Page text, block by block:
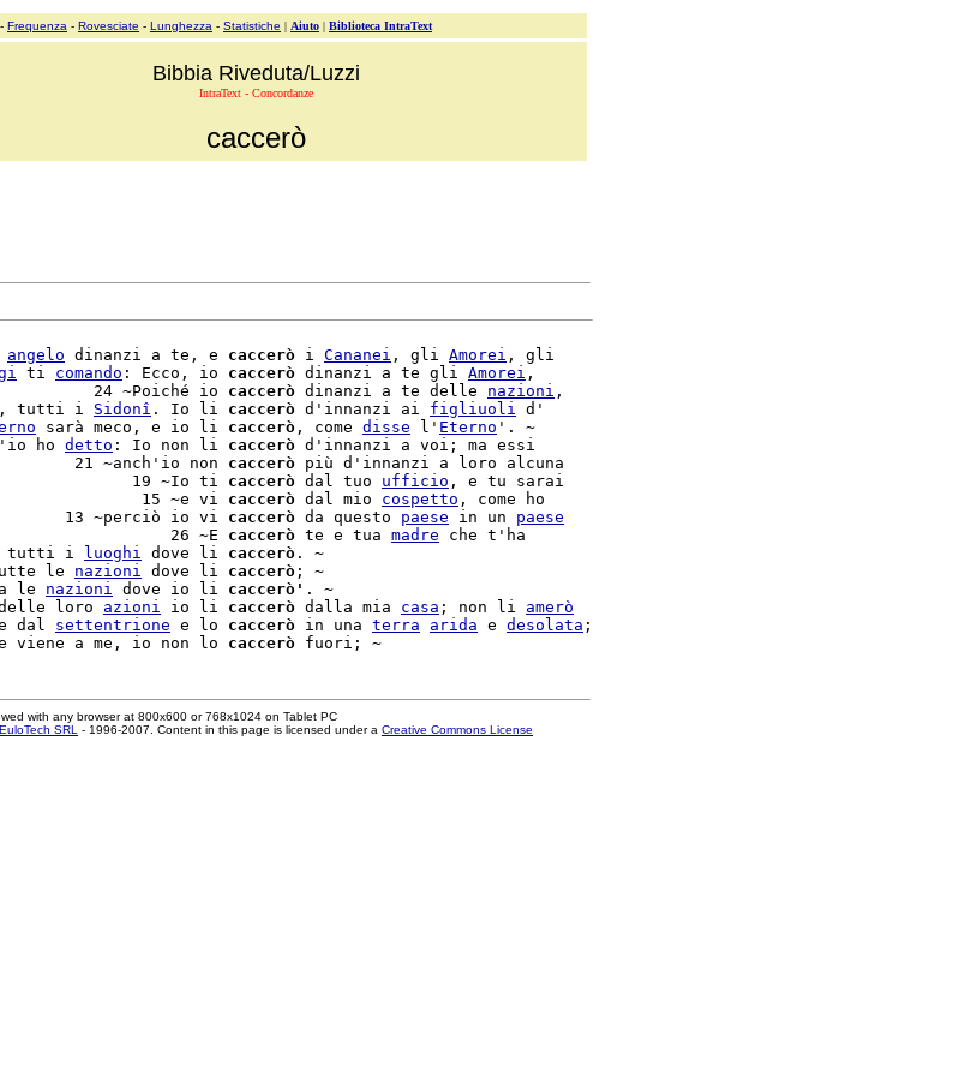
- Frequenza - Rovesciate - Lunghezza - Statistiche | Aiuto | Biblioteca IntraText
Bibbia Riveduta/Luzzi
IntraText - Concordanze
caccerò
angelo dinanzi a te, e caccerò i Cananei , gli Amorei , gli
ti comando : Ecco, io caccerò dinanzi a te gli Amorei ,
24 ~Poiché io caccerò dinanzi a te delle nazioni ,
tutti i Sidonî . Io li caccerò d'innanzi ai figliuoli d'
sarà meco, e io li caccerò , come disse l' Eterno '. ~
ho
detto : Io non li caccerò d'innanzi a voi; ma essi
21 ~anch'io non caccerò più d'innanzi a loro alcuna
19 ~Io ti caccerò dal tuo ufficio , e tu sarai
15 ~e vi caccerò dal mio cospetto
13 ~perciò io vi caccerò da questo paese in un paese
26 ~E caccerò te e tua madre che t'ha
tutti i
luoghi dove li caccerò . ~
le nazioni dove li caccerò ; ~
le nazioni dove io li caccerò' . ~
loro azioni io li caccerò dalla mia casa ; non li amerò
dal settentrione e lo caccerò in una terra arida e desolata ;
a me, io non lo caccerò
with any browser at 800x600 or 768x1024 on Tablet PC
EuloTech SRL - 1996-2007. Content in this page is licensed under a Creative Commons License